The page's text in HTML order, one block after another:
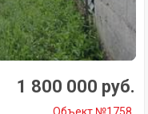
1 800 000 руб.
Объект №1758